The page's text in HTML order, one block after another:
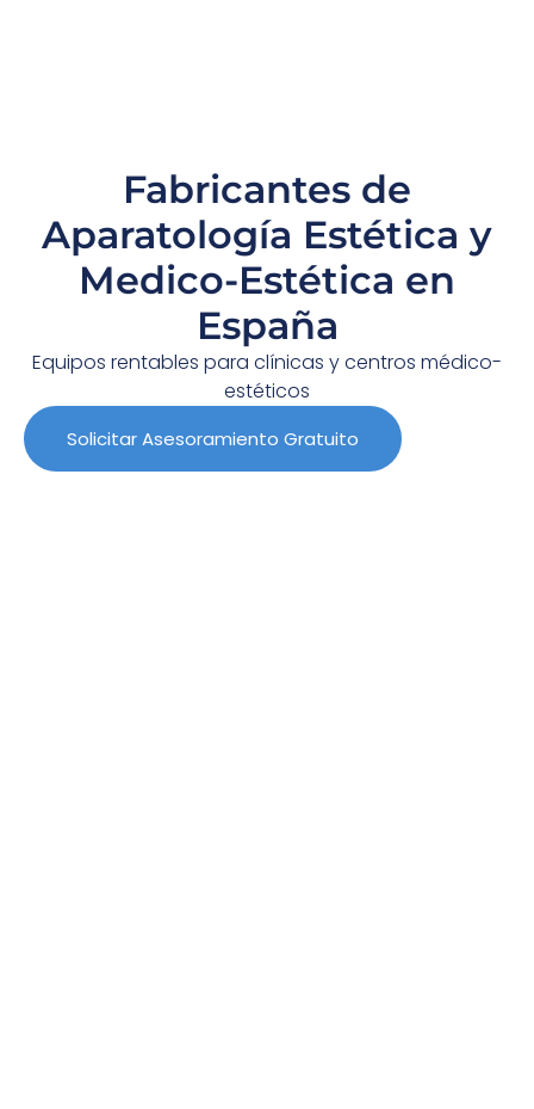
Fabricantes de
Aparatología Estética y
Medico-Estética en
España
Equipos rentables para clínicas y centros médico-
estéticos
Solicitar Asesoramiento Gratuito